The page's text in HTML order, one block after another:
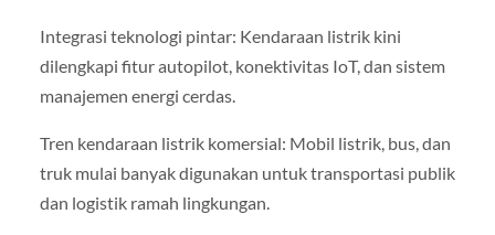
Integrasi teknologi pintar: Kendaraan listrik kini
dilengkapi fitur autopilot, konektivitas IoT, dan sistem
manajemen energi cerdas.
Tren kendaraan listrik komersial: Mobil listrik, bus, dan
truk mulai banyak digunakan untuk transportasi publik
dan logistik ramah lingkungan.